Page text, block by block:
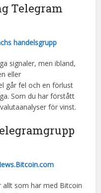
Telegram
handelsgrupp
signaler, men ibland,
eller
går fel och en förlust
Som du har förstått
för vinst.
som har med Bitcoin